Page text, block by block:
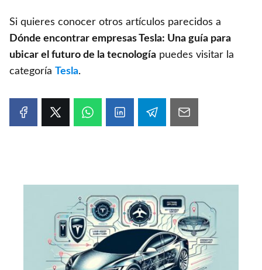
Si quieres conocer otros artículos parecidos a
Dónde encontrar empresas Tesla: Una guía para
ubicar el futuro de la tecnología puedes visitar la
categoría Tesla.